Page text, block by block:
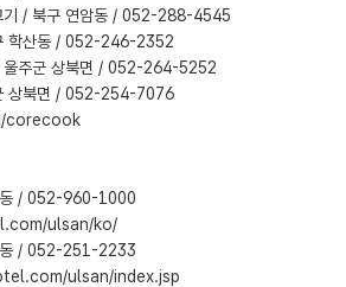
기 / 북구 연암동 / 052-288-4545
학산동 / 052-246-2352
울주군 상북면 / 052-264-5252
상북면 / 052-254-7076
corecook
동 / 052-960-1000
ulsan/ko/
동 / 052-251-2233
ulsan/index.jsp